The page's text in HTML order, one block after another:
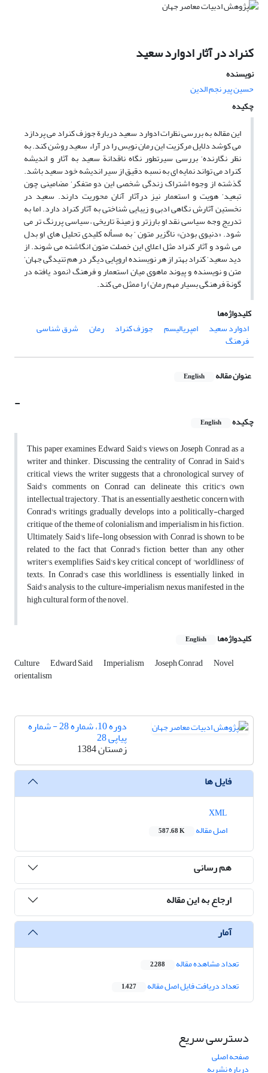
کنراد در آثار ادوارد سعید
نویسنده
حسین پیر نجم الدین
چکیده
این مقاله به بررسی نظرات ادوارد سعید دربارة جوزف کنراد می پردازد
می کوشد دلایل مرکزیت این رمان نویس را در آراء سعید روشن کند. به
نظر نگارنده‘ بررسی سیرتطور نگاه ناقدانة سعید به آثار و اندیشه
کنراد می تواند نمایه ای به نسبه دقیق از سیر اندیشه خود سعید باشد.
گذشته از وجوه اشتراک زندگی شخصی این دو متفکر‘ مضامینی چون
تبعید‘ هویت و استعمار نیز درآثار آنان محوریت دارند. سعید در
نخستین آثارش نگاهی ادبی و زیبایی شناختی به آثار کنراد دارد. اما به
تدریج وجه سیاسی نقد او بارزتر و زمینة تاریخی – سیاسی پررنگ تر می
شود. «دنیوی بودن» ناگزیر متون ‘ به مسأله کلیدی تحلیل های او بدل
می شود و آثار کنراد مثل اعلای این خصلت متون انگاشته می شوند. از
دید سعید‘ کنراد بهتر از هر نویسنده اروپایی دیگر در هم تنیدگی جهان‘
متن و نویسنده و پیوند ماهوی میان استعمار و فرهنگ (نمود یافته در
گونة فرهنگی بسیار مهم رمان) را ممثل می کند.
کلیدواژه‌ها
ادوارد سعید
امپریالیسم جوزف کنراد رمان شرق شناسی
فرهنگ
عنوان مقاله English
-
چکیده English
This paper examines Edward Said's views on Joseph Conrad as a
writer and thinker. Discussing the centrality of Conrad in Said's
critical views, the writer suggests that a chronological survey of
Said's comments on Conrad can delineate this critic's own
intellectual trajectory. That is, an essentially aesthetic concern with
Conrad's writings gradually develops into a politically-charged
critique of the theme of colonialism and imperialism in his fiction.
Ultimately, Said's life-long obsession with Conrad is shown to be
related to the fact that Conrad's fiction, better than any other
writer's, exemplifies Said's key critical concept of 'worldliness' of
texts. In Conrad's case this worldliness is essentially linked, in
Said's analysis, to the culture¬imperialism nexus manifested in the
high cultural form of the novel.
کلیدواژه‌ها English
Culture Edward Said Imperialism Joseph Conrad Novel
orientalism
دوره 10، شماره 28 - شماره
پیاپی 28
زمستان 1384
فایل ها
اصل مقاله
587.68 K
هم رسانی
ارجاع به این مقاله
آمار
تعداد مشاهده مقاله 2,288
تعداد دریافت فایل اصل مقاله 1,427
دسترسی سریع
صفحه اصلی
درباره نشریه